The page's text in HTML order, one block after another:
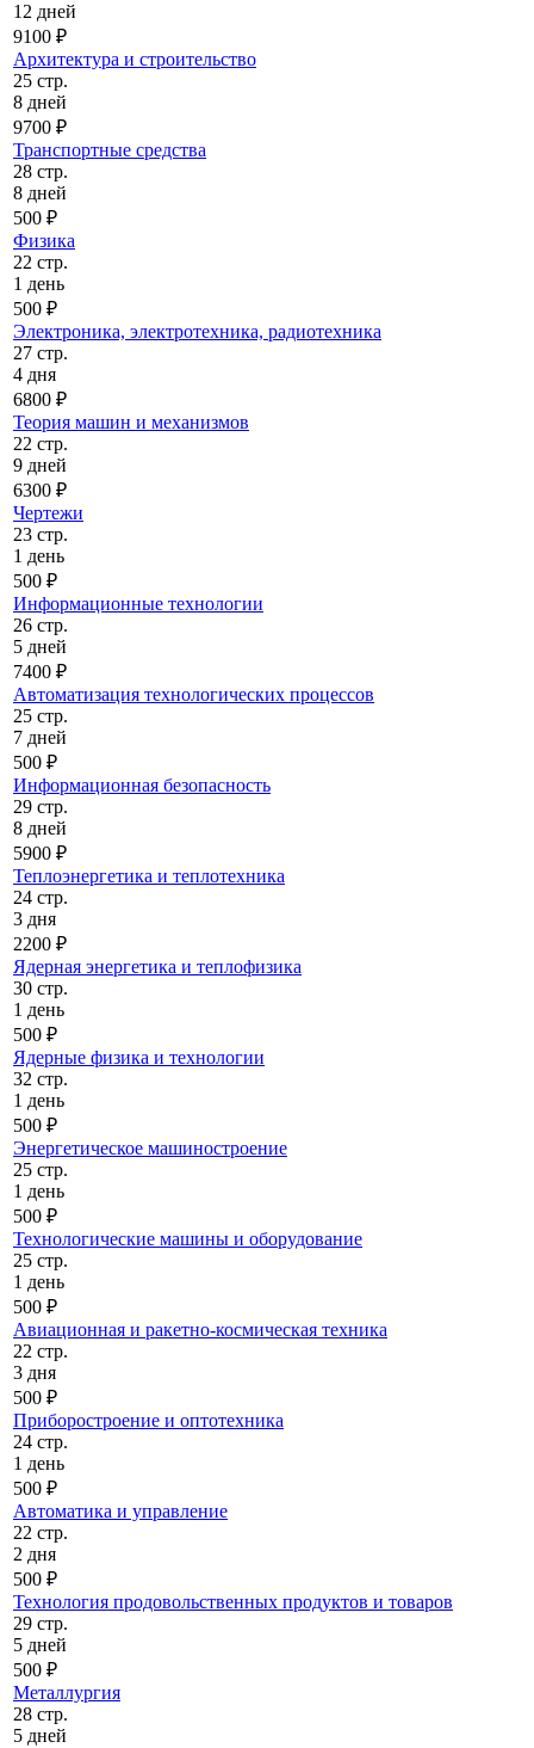
12 дней
9100 ₽
Архитектура и строительство
25 стр.
8 дней
9700 ₽
Транспортные средства
28 стр.
8 дней
500 ₽
Физика
22 стр.
1 день
500 ₽
Электроника, электротехника, радиотехника
27 стр.
4 дня
6800 ₽
Теория машин и механизмов
22 стр.
9 дней
6300 ₽
Чертежи
23 стр.
1 день
500 ₽
Информационные технологии
26 стр.
5 дней
7400 ₽
Автоматизация технологических процессов
25 стр.
7 дней
500 ₽
Информационная безопасность
29 стр.
8 дней
5900 ₽
Теплоэнергетика и теплотехника
24 стр.
3 дня
2200 ₽
Ядерная энергетика и теплофизика
30 стр.
1 день
500 ₽
Ядерные физика и технологии
32 стр.
1 день
500 ₽
Энергетическое машиностроение
25 стр.
1 день
500 ₽
Технологические машины и оборудование
25 стр.
1 день
500 ₽
Авиационная и ракетно-космическая техника
22 стр.
3 дня
500 ₽
Приборостроение и оптотехника
24 стр.
1 день
500 ₽
Автоматика и управление
22 стр.
2 дня
500 ₽
Технология продовольственных продуктов и товаров
29 стр.
5 дней
500 ₽
Металлургия
28 стр.
5 дней